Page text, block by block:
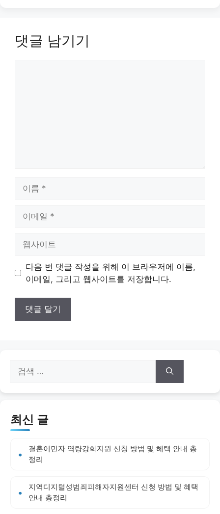
댓글 남기기
트
다음 번 댓글 작성을 위해 이 브라우저에 이름,
이메일, 그리고 웹사이트를 저장합니다.
색:
최신 글
결혼이민자 역량강화지원 신청 방법 및 혜택 안내 총
정리
지역디지털성범죄피해자지원센터 신청 방법 및 혜택
안내 총정리